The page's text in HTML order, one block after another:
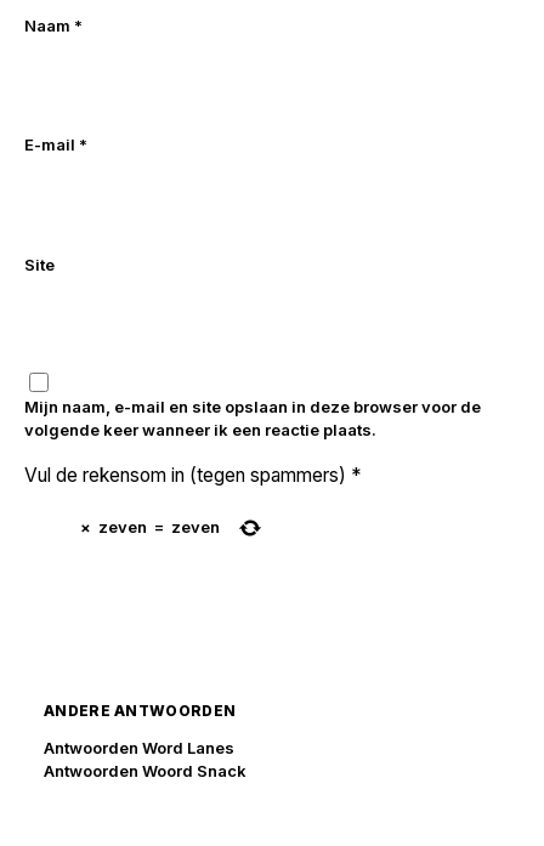
Naam *
E-mail *
Site
Mijn naam, e-mail en site opslaan in deze browser voor de
volgende keer wanneer ik een reactie plaats.
Vul de rekensom in (tegen spammers) *
× zeven = zeven
ANDERE ANTWOORDEN
Antwoorden Word Lanes
Antwoorden Woord Snack